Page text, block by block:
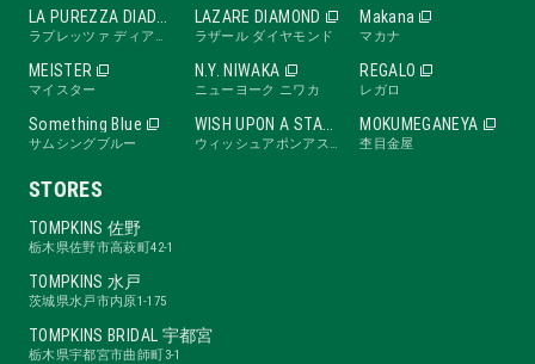
LA PUREZZA DIADE
ラプレッツァ ディアーデ
LAZARE DIAMOND
ラザール ダイヤモンド
Makana
マカナ
MEISTER
マイスター
N.Y. NIWAKA
ニューヨーク ニワカ
REGALO
レガロ
Something Blue
サムシングブルー
WISH UPON A STAR
ウィッシュアポンアスター
MOKUMEGANEYA
杢目金屋
STORES
TOMPKINS 佐野
栃木県佐野市高萩町42-1
TOMPKINS 水戸
茨城県水戸市内原1-175
TOMPKINS BRIDAL 宇都宮
栃木県宇都宮市曲師町3-1